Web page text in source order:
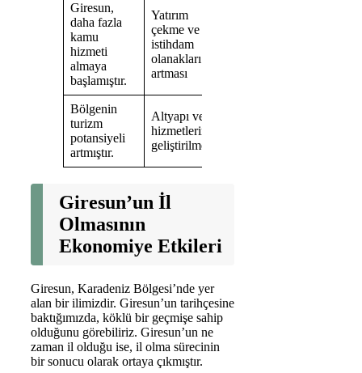
Giresun,
daha fazla
kamu
hizmeti
almaya
başlamıştır.
Yatırım
çekme ve
istihdam
olanakları
artması
Bölgenin
turizm
potansiyeli
artmıştır.
Altyapı ve
hizmetlerin
geliştirilmesi
Giresun’un İl
Olmasının
Ekonomiye Etkileri
Giresun, Karadeniz Bölgesi’nde yer
alan bir ilimizdir. Giresun’un tarihçesine
baktığımızda, köklü bir geçmişe sahip
olduğunu görebiliriz. Giresun’un ne
zaman il olduğu ise, il olma sürecinin
bir sonucu olarak ortaya çıkmıştır.